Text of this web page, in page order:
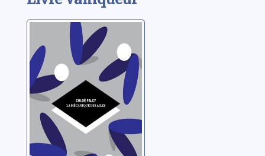
La mécanique
des ailes
Falcy, Chloé